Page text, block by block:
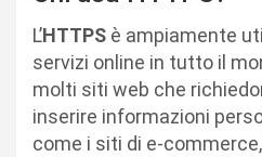
L’HTTPS è ampiamente
servizi online in tutto il
molti siti web che
inserire informazioni
come i siti di e-